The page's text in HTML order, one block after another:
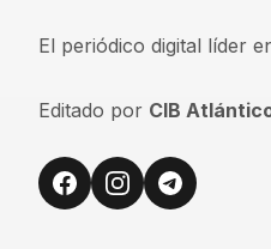
El periódico digital líder
Editado por CIB